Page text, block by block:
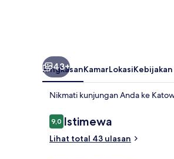
43+
RingkasanKamarLokasiKebijakan
Nikmati kunjungan Anda ke
Ulasan
9,09,0 dari 10
Istimewa
Lihat total 43 ulasan